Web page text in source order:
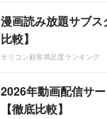
漫画読み放題サブ
比較】
オリコン顧客満足度ランキング
2026年動画配信サ
【徹底比較】